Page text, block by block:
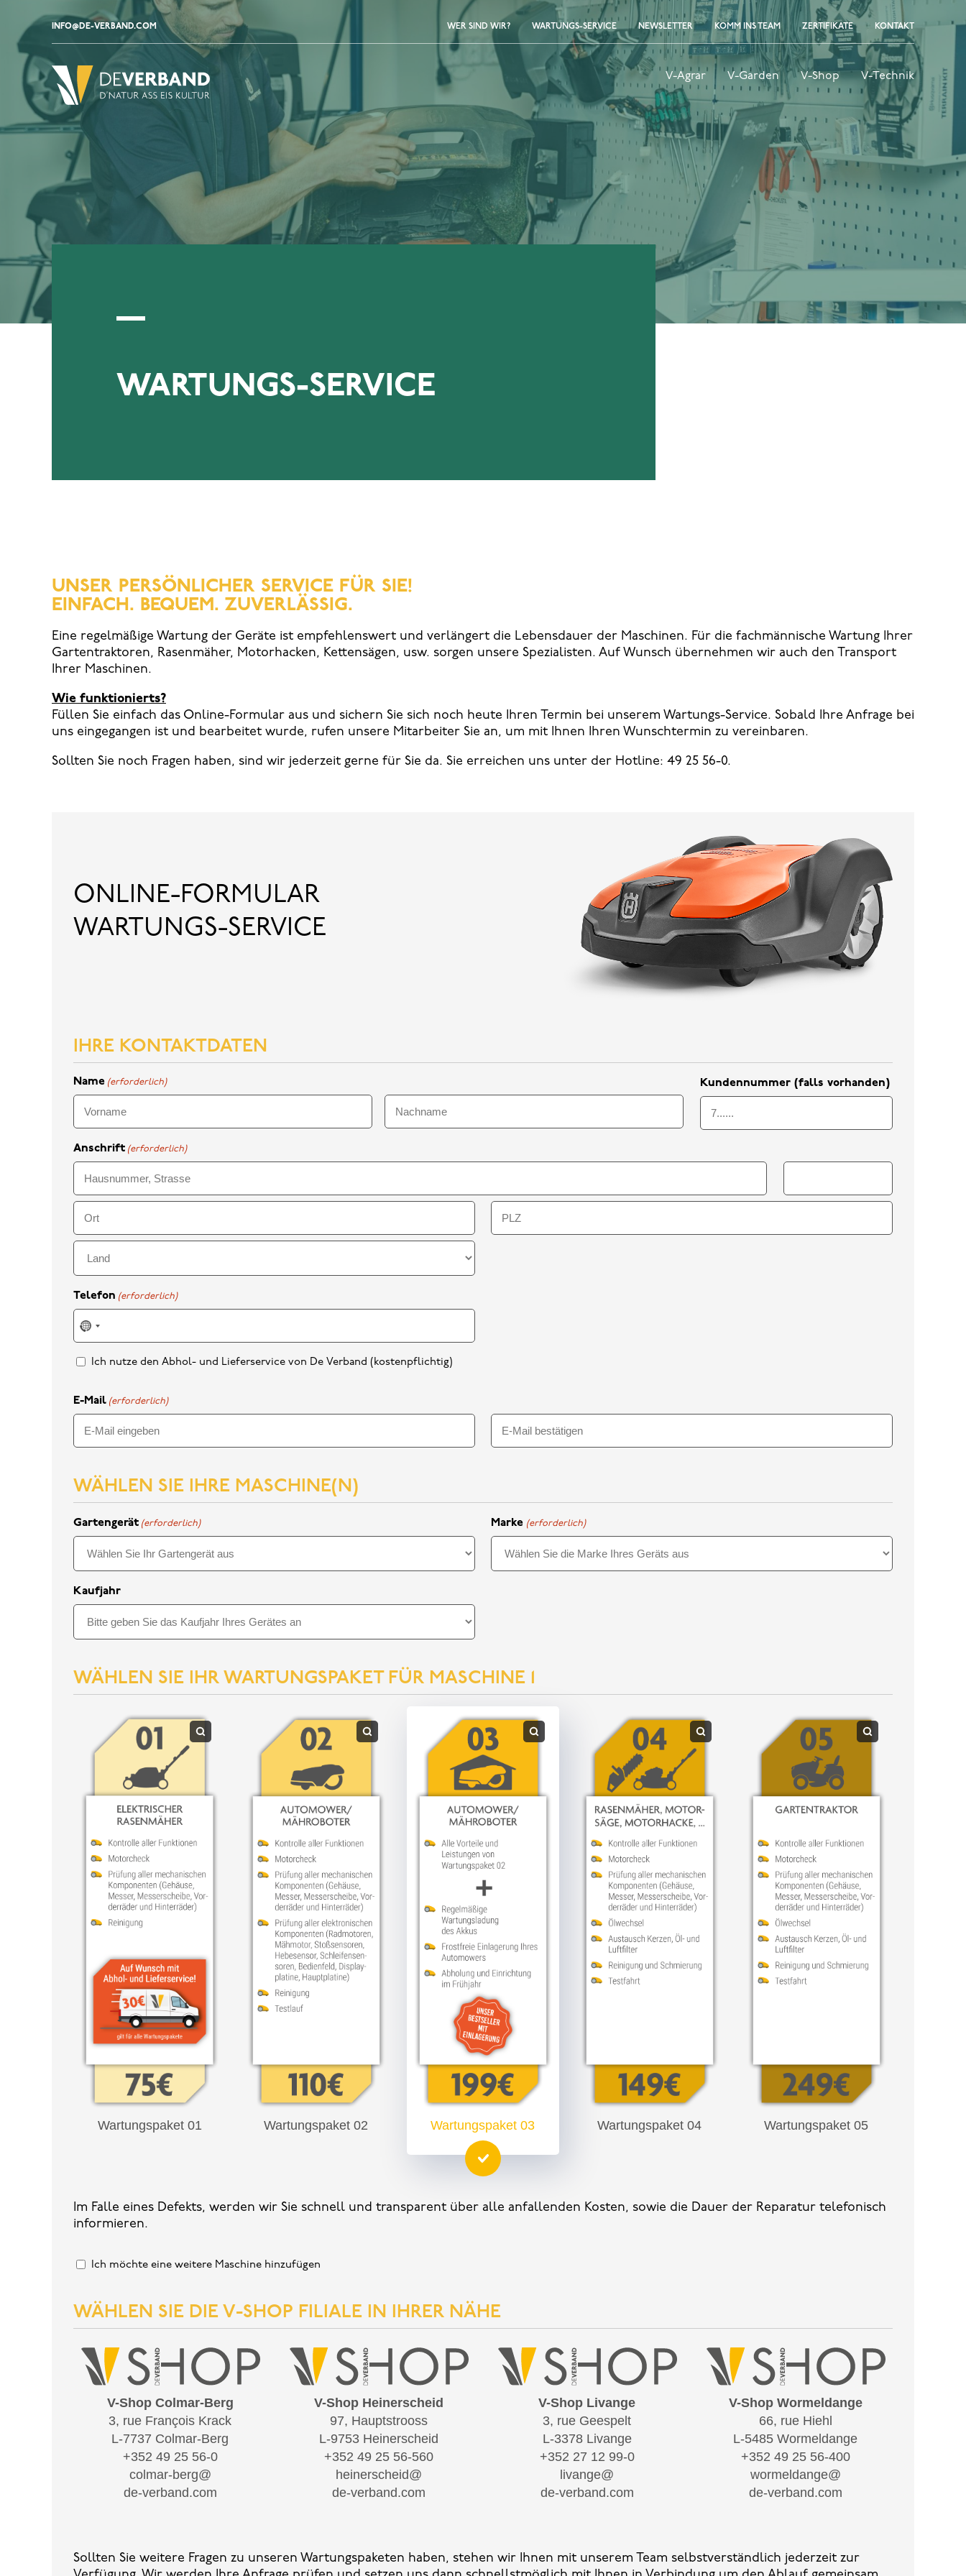
INFO@DE-VERBAND.COM WER SIND WIR? WARTUNGS-SERVICE NEWSLETTER KOMM INS TEAM ZERTIFIKATE KONTAKT
WARTUNGS-SERVICE
UNSER PERSÖNLICHER SERVICE FÜR SIE!
EINFACH. BEQUEM. ZUVERLÄSSIG.
Eine regelmäßige Wartung der Geräte ist empfehlenswert und verlängert die Lebensdauer der Maschinen. Für die fachmännische Wartung Ihrer
Gartentraktoren, Rasenmäher, Motorhacken, Kettensägen, usw. sorgen unsere Spezialisten. Auf Wunsch übernehmen wir auch den Transport
Ihrer Maschinen.
Wie funktionierts?
Füllen Sie einfach das Online-Formular aus und sichern Sie sich noch heute Ihren Termin bei unserem Wartungs-Service. Sobald Ihre Anfrage bei
uns eingegangen ist und bearbeitet wurde, rufen unsere Mitarbeiter Sie an, um mit Ihnen Ihren Wunschtermin zu vereinbaren.
Sollten Sie noch Fragen haben, sind wir jederzeit gerne für Sie da. Sie erreichen uns unter der Hotline: 49 25 56-0.
ONLINE-FORMULAR
WARTUNGS-SERVICE
IHRE KONTAKTDATEN
Name (erforderlich) Kundennummer (falls vorhanden)
Anschrift (erforderlich)
Anschrift
Anschrift
Stadt
Telefon (erforderlich)
No
country
selected
Ich nutze den Abhol- und Lieferservice von De Verband (kostenpflichtig)
E-Mail (erforderlich)
eingeben
WÄHLEN SIE IHRE MASCHINE(N)
Gartengerät (erforderlich) Marke (erforderlich)
Kaufjahr
WÄHLEN SIE IHR WARTUNGSPAKET FÜR MASCHINE 1
Wartungspaket 01 Wartungspaket 02 Wartungspaket 03 Wartungspaket 04 Wartungspaket 05
Im Falle eines Defekts, werden wir Sie schnell und transparent über alle anfallenden Kosten, sowie die Dauer der Reparatur telefonisch
informieren.
Ich möchte eine weitere Maschine hinzufügen
WÄHLEN SIE DIE V-SHOP FILIALE IN IHRER NÄHE
(erforderlich)
V-Shop Colmar-Berg
3, rue François Krack
L-7737 Colmar-Berg
+352 49 25 56-0
colmar-berg@
de-verband.com
V-Shop Heinerscheid
97, Hauptstrooss
L-9753 Heinerscheid
+352 49 25 56-560
heinerscheid@
de-verband.com
V-Shop Livange
3, rue Geespelt
L-3378 Livange
+352 27 12 99-0
livange@
de-verband.com
V-Shop Wormeldange
66, rue Hiehl
L-5485 Wormeldange
+352 49 25 56-400
wormeldange@
de-verband.com
Sollten Sie weitere Fragen zu unseren Wartungspaketen haben, stehen wir Ihnen mit unserem Team selbstverständlich jederzeit zur